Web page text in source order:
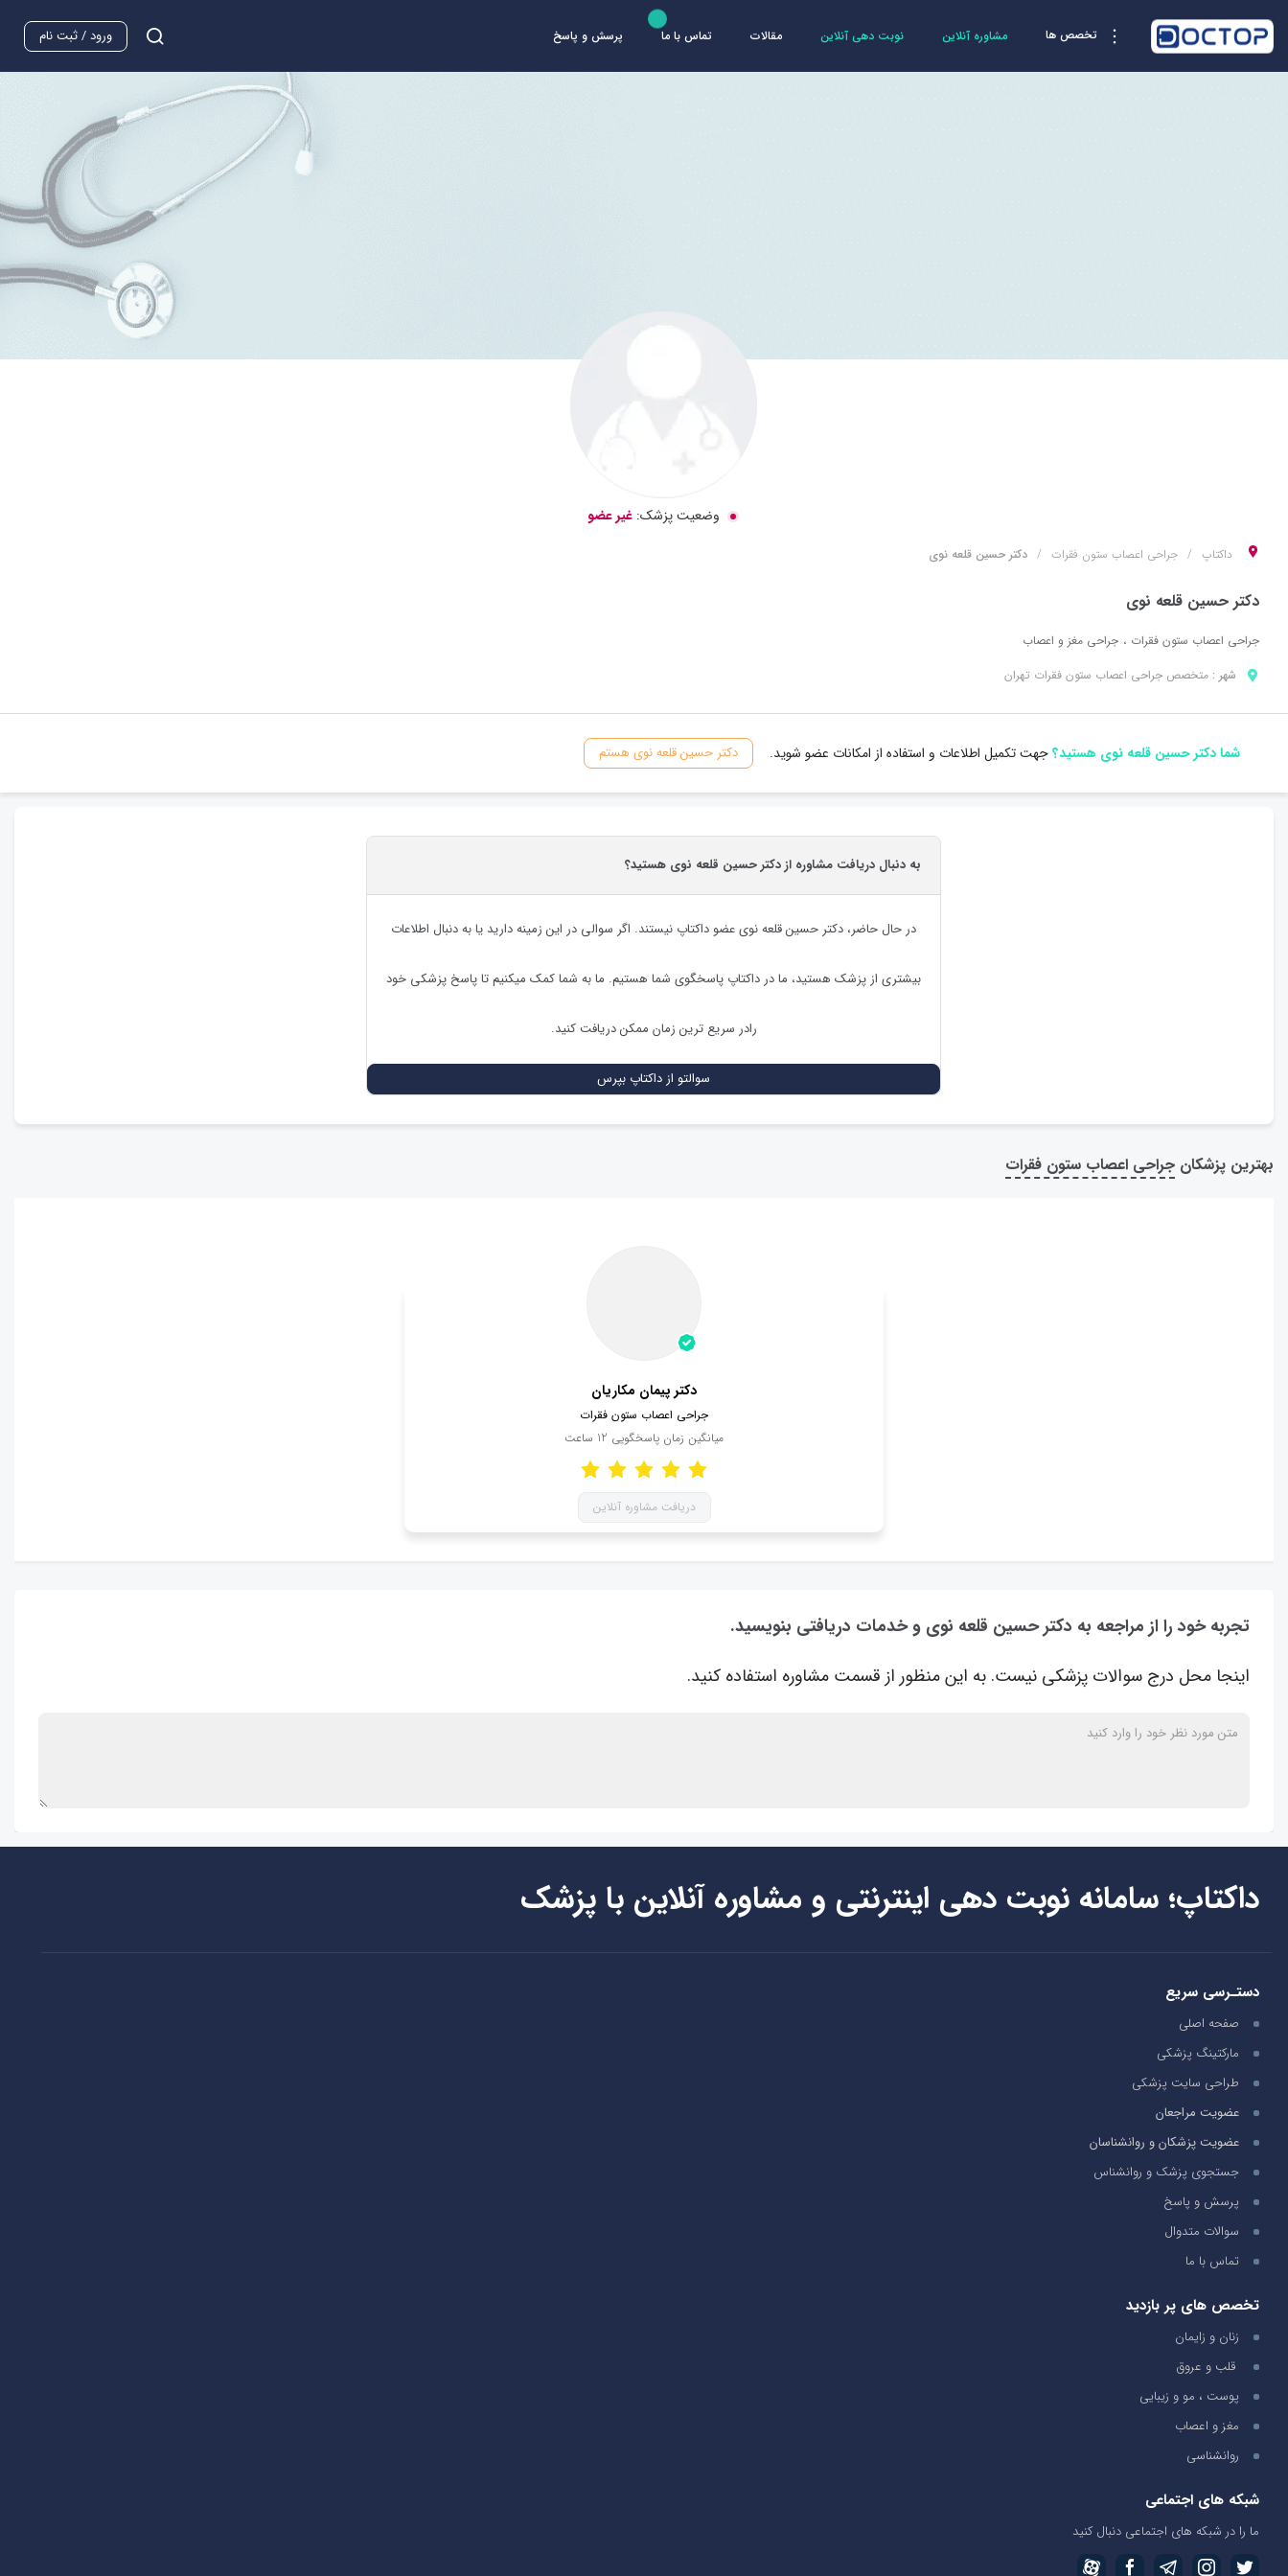
تخصص ها مشاوره آنلاین نوبت دهی آنلاین مقالات تماس با ما پرسش و پاسخ ورود / ثبت نام
وضعیت پزشک: غیر عضو
داکتاپ جراحی اعصاب ستون فقرات دکتر حسین قلعه نوی
دکتر حسین قلعه نوی
جراحی اعصاب ستون فقرات
جراحی مغز و اعصاب
شهر : متخصص جراحی اعصاب ستون فقرات تهران
شما دکتر حسین قلعه نوی هستید؟جهت تکمیل اطلاعات و استفاده از امکانات عضو شوید. دکتر حسین قلعه نوی هستم
به دنبال دریافت مشاوره از دکتر حسین قلعه نوی هستید؟
در حال حاضر، دکتر حسین قلعه نویعضو داکتاپ نیستند. اگر سوالی در این زمینه دارید یا به دنبال اطلاعات
بیشتری از پزشک هستید، ما در داکتاپ پاسخگوی شما هستیم. ما به شما کمک میکنیم تا پاسخ پزشکی خود
رادر سریع ترین زمان ممکن دریافت کنید.
سوالتو از داکتاپ بپرس
بهترین پزشکان جراحی اعصاب ستون فقرات
دکتر پیمان مکاریان
جراحی اعصاب ستون فقرات
میانگین زمان پاسخگویی 12 ساعت
دریافت مشاوره آنلاین
تجربه خود را از مراجعه به دکتر حسین قلعه نوی و خدمات دریافتی بنویسید.
اینجا محل درج سوالات پزشکی نیست. به این منظور از قسمت مشاوره استفاده کنید.
داکتاپ؛ سامانه نوبت دهی اینترنتی و مشاوره آنلاین با پزشک
دستـرسی سریع
صفحه اصلی
مارکتینگ پزشکی
طراحی سایت پزشکی
عضویت مراجعان
عضویت پزشکان و روانشناسان
جستجوی پزشک و روانشناس
پرسش و پاسخ
سوالات متدوال
تماس با ما
تخصص های پر بازدید
زنان و زایمان
قلب و عروق
پوست ، مو و زیبایی
مغز و اعصاب
روانشناسی
شبکه های اجتماعی
ما را در شبکه های اجتماعی دنبال کنید